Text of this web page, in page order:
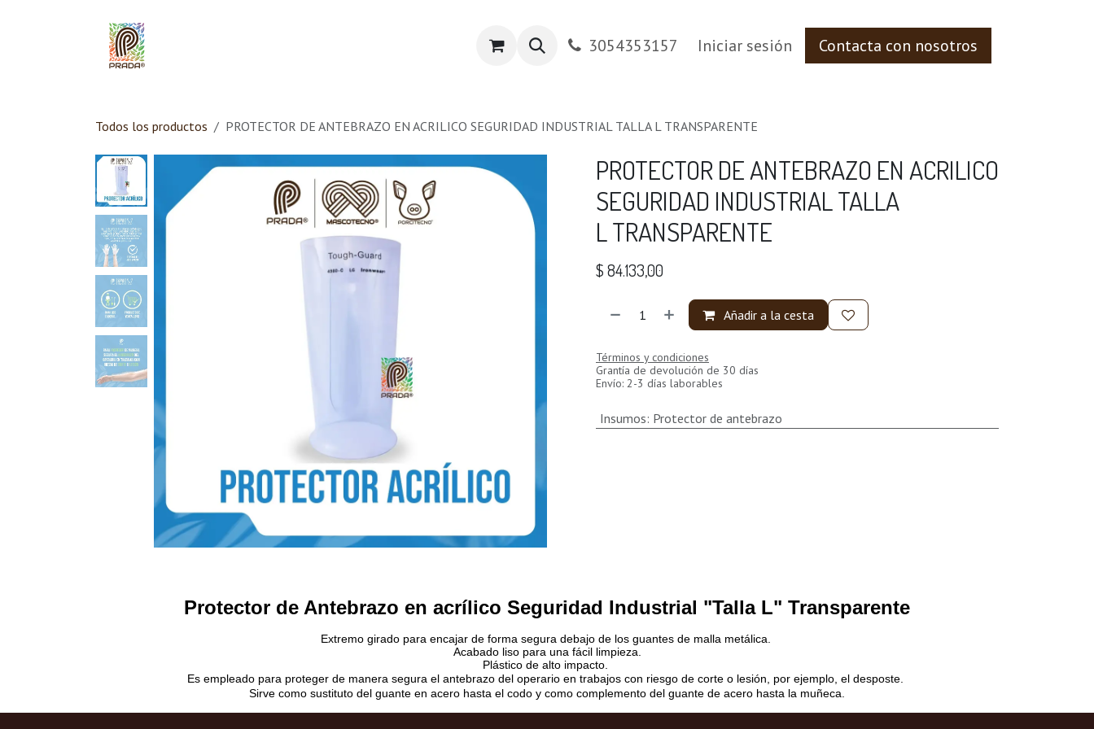
Tienda PRADA Contáctenos
3054353157 Iniciar sesión Contacta con nosotros
Todos los productos PROTECTOR DE ANTEBRAZO EN ACRILICO SEGURIDAD INDUSTRIAL TALLA L TRANSPARENTE
PROTECTOR DE ANTEBRAZO EN ACRILICO
SEGURIDAD INDUSTRIAL TALLA
L TRANSPARENTE
$84.133,00
Añadir a la cesta
Términos y condiciones
Grantía de devolución de 30 días
Envío: 2-3 días laborables
Insumos: Protector de antebrazo
Protector de Antebrazo en acrílico Seguridad Industrial "Talla L" Transparente
Extremo girado para encajar de forma segura debajo de los guantes de malla metálica.
Acabado liso para una fácil limpieza.
Plástico de alto impacto.
Es empleado para proteger de manera segura el antebrazo del operario en trabajos con riesgo de corte o lesión, por ejemplo, el desposte.
Sirve como sustituto del guante en acero hasta el codo y como complemento del guante de acero hasta la muñeca